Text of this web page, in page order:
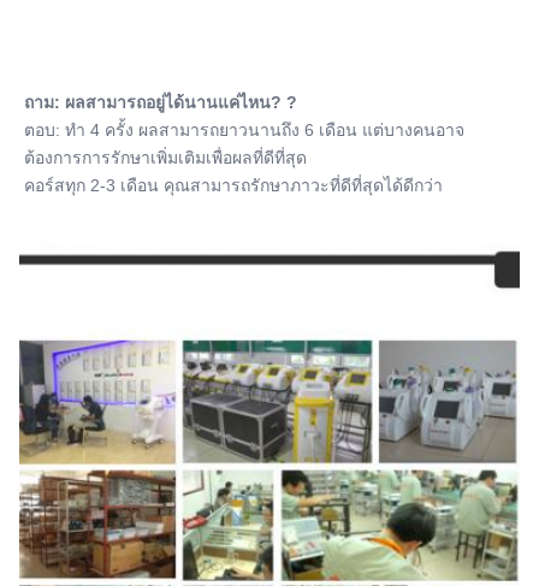
ถาม: ผลสามารถอยู่ได้นานแค่ไหน? ?
ตอบ: ทํา 4 ครั้ง ผลสามารถยาวนานถึง 6 เดือน แต่บางคนอาจ
ต้องการการรักษาเพิ่มเติมเพื่อผลที่ดีที่สุด
คอร์สทุก 2-3 เดือน คุณสามารถรักษาภาวะที่ดีที่สุดได้ดีกว่า